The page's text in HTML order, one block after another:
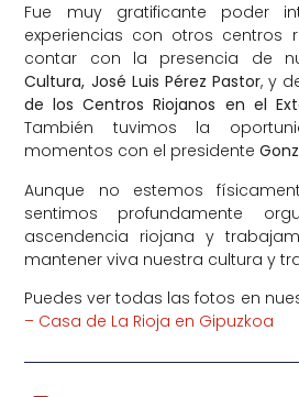
Fue muy gratificante poder
experiencias con otros centros
contar con la presencia de
Cultura, José Luis Pérez Pastor, y
de los Centros Riojanos en el
También tuvimos la
momentos con el presidente
Aunque no estemos
sentimos profundamente
ascendencia riojana y
mantener viva nuestra cultura y
Puedes ver todas las fotos en
– Casa de La Rioja en Gipuzkoa